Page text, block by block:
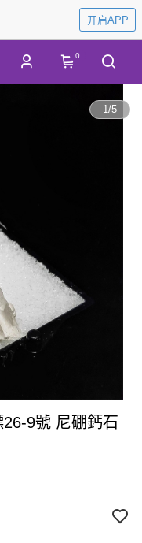
开启APP
0
1/5
9號 尼硼鈣石